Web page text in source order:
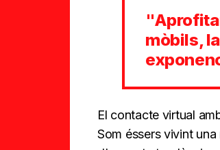
mòbils,
El contacte virtual
Som éssers vivint